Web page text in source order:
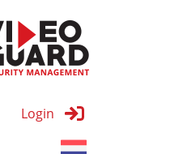
Login